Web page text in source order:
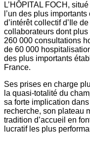
L’HÔPITAL FOCH,
l’un des plus
d’intérêt collectif d’Ile
collaborateurs dont
260 000 consultations
de 60 000
des plus importants
France.
Ses prises en charge
la quasi-totalité du
sa forte implication
recherche, son plateau
tradition d’accueil en
lucratif les plus